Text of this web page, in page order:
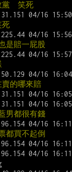
黨  笑死
死
是賠一屁股
的哪來賠
男都很有錢
都買不起倒